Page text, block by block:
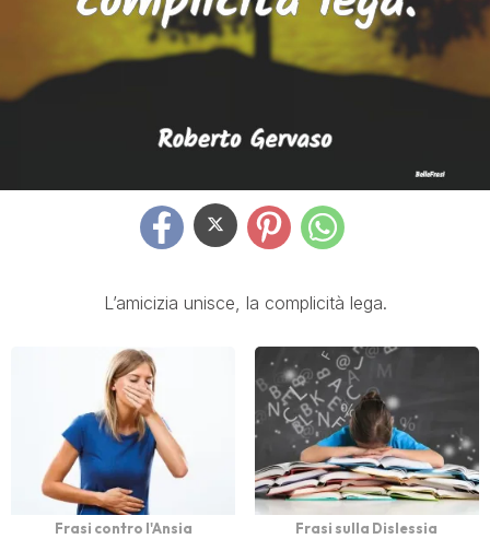
L’amicizia unisce, la complicità lega.
Frasi contro l'Ansia Frasi sulla Dislessia